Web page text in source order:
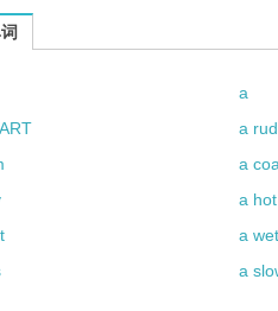
：
a
a
a
a
a
a